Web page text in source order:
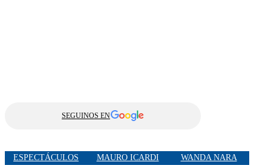
SEGUINOS EN
ESPECTÁCULOS MAURO ICARDI WANDA NARA